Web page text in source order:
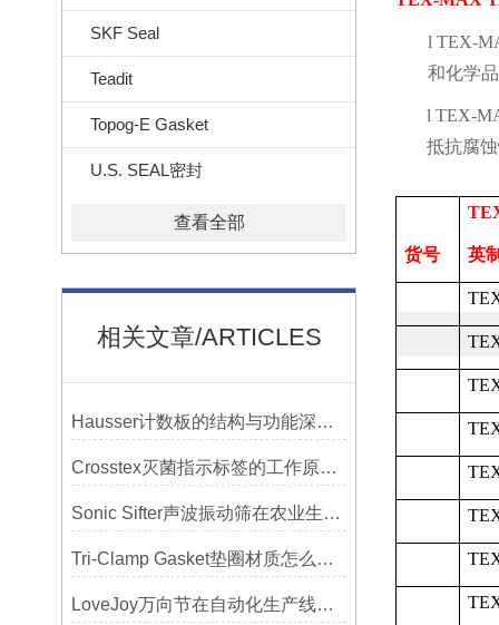
SKF Seal
Teadit
Topog-E Gasket
U.S. SEAL密封
查看全部
相关文章/ARTICLES
Hausser计数板的结构与功能深度解析
Crosstex灭菌指示标签的工作原理：变色反应机制详解
Sonic Sifter声波振动筛在农业生产中的应用与优化
Tri-Clamp Gasket垫圈材质怎么选？EPDM、硅胶还是PTFE？
LoveJoy万向节在自动化生产线中的核心作用
l TEX-
和化学
l TEX-
抵抗腐
货号 英